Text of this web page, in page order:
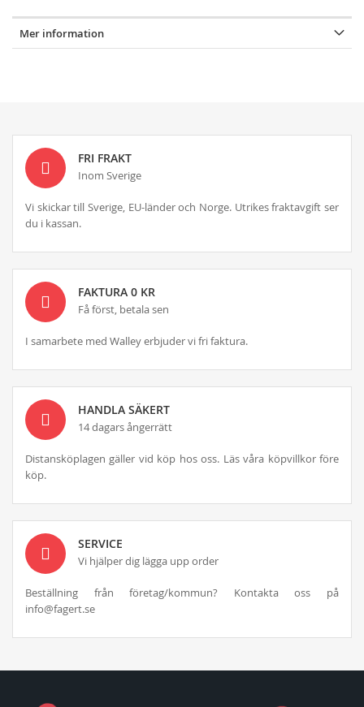
Mer information
FRI FRAKT
Inom Sverige
Vi skickar till Sverige, EU-länder och Norge. Utrikes fraktavgift ser
du i kassan.
FAKTURA 0 KR
Få först, betala sen
I samarbete med Walley erbjuder vi fri faktura.
HANDLA SÄKERT
14 dagars ångerrätt
Distansköplagen gäller vid köp hos oss. Läs våra köpvillkor före
köp.
SERVICE
Vi hjälper dig lägga upp order
Beställning från företag/kommun? Kontakta oss på
info@fagert.se